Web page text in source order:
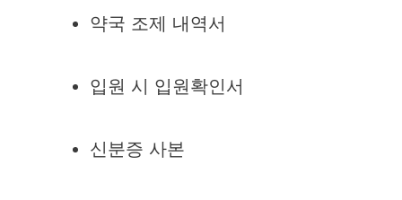
약국 조제 내역서
입원 시 입원확인서
신분증 사본